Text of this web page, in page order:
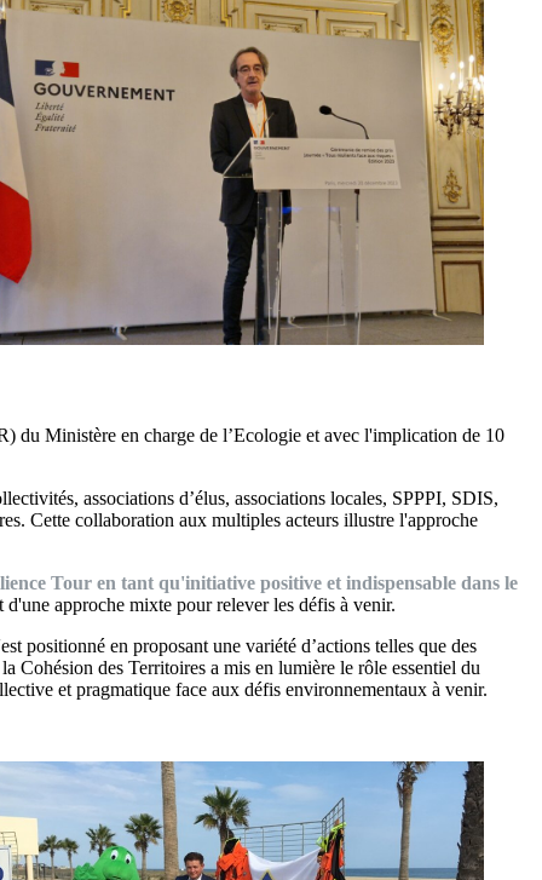
du Ministère en charge de l’Ecologie et avec l'implication de 10
associations d’élus, associations locales, SPPPI, SDIS,
Cette collaboration aux multiples acteurs illustre l'approche
Tour en tant qu'initiative positive et indispensable dans le
approche mixte pour relever les défis à venir.
positionné en proposant une variété d’actions telles que des
Cohésion des Territoires a mis en lumière le rôle essentiel du
et pragmatique face aux défis environnementaux à venir.